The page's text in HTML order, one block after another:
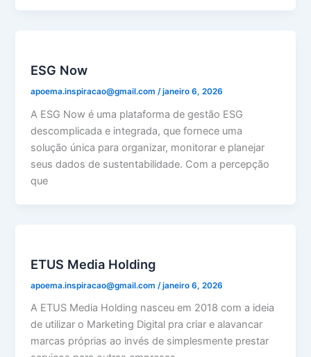
ESG Now
apoema.inspiracao@gmail.com /janeiro 6, 2026
A ESG Now é uma plataforma de gestão ESG
descomplicada e integrada, que fornece uma
solução única para organizar, monitorar e planejar
seus dados de sustentabilidade. Com a percepção
que
ETUS Media Holding
apoema.inspiracao@gmail.com /janeiro 6, 2026
A ETUS Media Holding nasceu em 2018 com a ideia
de utilizar o Marketing Digital pra criar e alavancar
marcas próprias ao invés de simplesmente prestar